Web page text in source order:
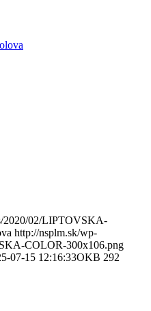
2020/02/LIPTOVSKA-
http://nsplm.sk/wp-
COLOR-300x106.png
07-15 12:16:33OKB 292